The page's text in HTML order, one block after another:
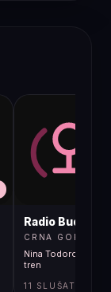
Radio Budva
CRNA GORA
Nina Todorovic -
tren
11 SLUŠATELJA